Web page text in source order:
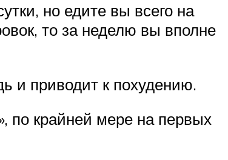
но едите вы всего на
то за неделю вы вполне
и приводит к похудению.
по крайней мере на первых